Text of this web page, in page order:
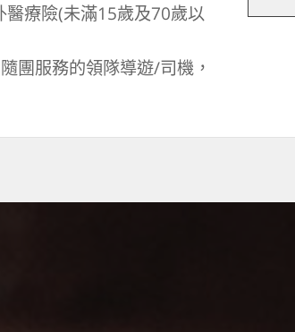
療險(未滿15歲及70歲以
團服務的領隊導遊/司機，